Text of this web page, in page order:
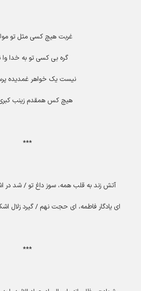
غربت هیچ کسی مثل تو
گره بی کسی تو به خدا
نیست یک خواهر غمدیده
هیچ کس همقدم زینب
***
آتش زند به قلب همه، سوز داغ تو / شد در
اى یادگار فاطمه، اى حجت نهم / گیرد زلال
***